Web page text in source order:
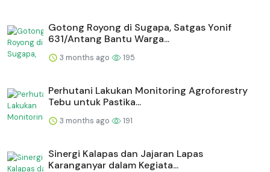
Gotong Royong di Sugapa, Satgas Yonif
631/Antang Bantu Warga...
3 months ago 195
Perhutani Lakukan Monitoring Agroforestry
Tebu untuk Pastika...
3 months ago 191
⁠Sinergi Kalapas dan Jajaran Lapas
Karanganyar dalam Kegiata...